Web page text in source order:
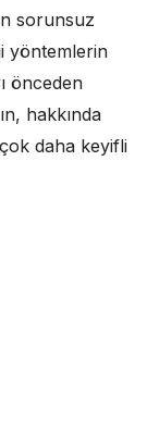
sorunsuz
yöntemlerin
önceden
hakkında
daha keyifli